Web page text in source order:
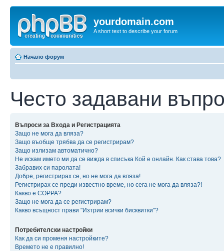
yourdomain.com
A short text to describe your forum
Начало форум
Често задавани
Въпроси за Входа и Регистрацията
Защо не мога да вляза?
Защо въобще трябва да се регистрирам?
Защо излизам автоматично?
Не искам името ми да се вижда в списъка Кой е онлайн. Как става това?
Забравих си паролата!
Добре, регистрирах се, но не мога да вляза!
Регистрирах се преди известно време, но сега не мога да вляза?!
Какво е COPPA?
Защо не мога да се регистрирам?
Какво всъщност прави "Изтрии всички бисквитки"?
Потребителски настройки
Как да си променя настройките?
Времето не е правилно!